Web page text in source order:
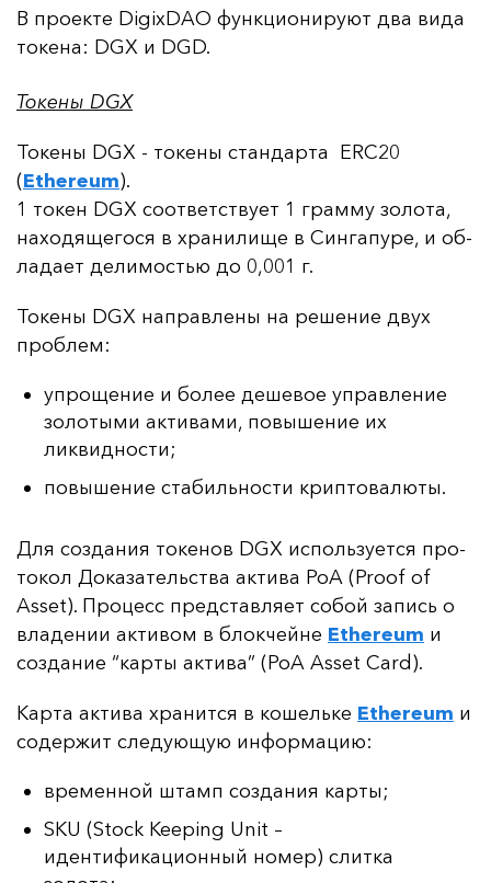
В про­ек­те DigixDAO фун­кци­они­ру­ют два ви­да
то­ке­на: DGX и DGD.
Токены DGX
То­ке­ны DGX - то­ке­ны стан­дар­та ERC20
(Ethereum).
1 то­кен DGX со­от­ветс­тву­ет 1 грам­му зо­ло­та,
на­хо­дя­ще­го­ся в хра­ни­ли­ще в Син­га­пу­ре, и об­
ла­да­ет де­ли­мостью до 0,001 г.
То­ке­ны DGX нап­рав­ле­ны на ре­ше­ние двух
проб­лем:
упрощение и более дешевое управление
золотыми активами, повышение их
ликвидности;
повышение стабильности криптовалюты.
Для соз­да­ния то­ке­нов DGX ис­поль­зу­ет­ся про­
то­кол До­ка­за­тель­ства ак­ти­ва PoA (Proof of
Asset). Про­цесс пред­став­ля­ет со­бой за­пись о
вла­де­нии ак­ти­вом в блок­чей­не Ethereum и
соз­да­ние “кар­ты ак­ти­ва” (PoA Asset Card).
Кар­та ак­ти­ва хра­нит­ся в ко­шель­ке Ethereum и
со­дер­жит сле­ду­ющую ин­фор­ма­цию:
временной штамп создания карты;
SKU (Stock Keeping Unit –
идентификационный номер) слитка